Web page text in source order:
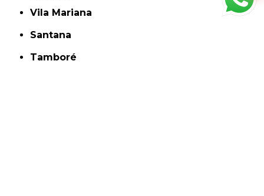
Vila Mariana
Santana
Tamboré